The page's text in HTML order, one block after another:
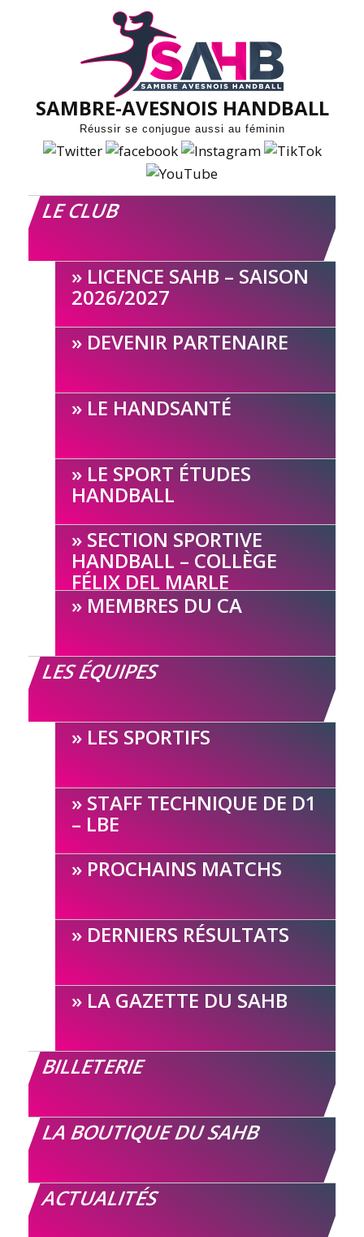
SAMBRE-AVESNOIS HANDBALL
Réussir se conjugue aussi au féminin
LE CLUB
LICENCE SAHB – SAISON
2026/2027
DEVENIR PARTENAIRE
LE HANDSANTÉ
LE SPORT ÉTUDES
HANDBALL
SECTION SPORTIVE
HANDBALL – COLLÈGE
FÉLIX DEL MARLE
MEMBRES DU CA
LES ÉQUIPES
LES SPORTIFS
STAFF TECHNIQUE DE D1
– LBE
PROCHAINS MATCHS
DERNIERS RÉSULTATS
LA GAZETTE DU SAHB
BILLETERIE
LA BOUTIQUE DU SAHB
ACTUALITÉS